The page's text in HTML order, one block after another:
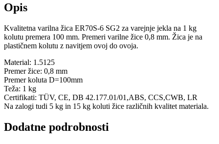
Opis
Kvalitetna varilna žica ER70S-6 SG2 za varejnje jekla na 1 kg
kolutu premera 100 mm. Premeri varilne žice 0,8 mm. Žica je na
plastičnem kolutu z navitjem ovoj do ovoja.
Material: 1.5125
Premer žice: 0,8 mm
Premer koluta D=100mm
Teža: 1 kg
Certifikati: TÜV, CE, DB 42.177.01/01,ABS, CCS,CWB, LR
Na zalogi tudi 5 kg in 15 kg koluti žice različnih kvalitet materiala.
Dodatne podrobnosti